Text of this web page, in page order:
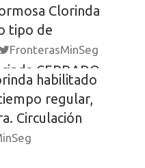
Clorinda
tipo de
FronterasMinSeg
CERRADO
sociales.
habilitado
regular,
Circulación